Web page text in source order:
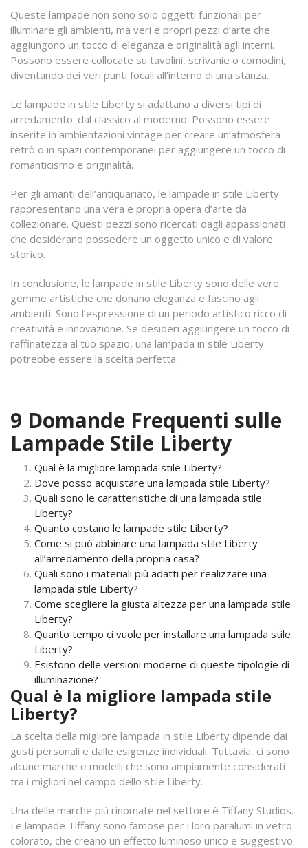
Queste lampade non sono solo oggetti funzionali per
illuminare gli ambienti, ma veri e propri pezzi d’arte che
aggiungono un tocco di eleganza e originalità agli interni.
Possono essere collocate su tavolini, scrivanie o comodini,
diventando dei veri punti focali all’interno di una stanza.
Le lampade in stile Liberty si adattano a diversi tipi di
arredamento: dal classico al moderno. Possono essere
inserite in ambientazioni vintage per creare un’atmosfera
retrò o in spazi contemporanei per aggiungere un tocco di
romanticismo e originalità.
Per gli amanti dell’antiquariato, le lampade in stile Liberty
rappresentano una vera e propria opera d’arte da
collezionare. Questi pezzi sono ricercati dagli appassionati
che desiderano possedere un oggetto unico e di valore
storico.
In conclusione, le lampade in stile Liberty sono delle vere
gemme artistiche che donano eleganza e fascino agli
ambienti. Sono l’espressione di un periodo artistico ricco di
creatività e innovazione. Se desideri aggiungere un tocco di
raffinatezza al tuo spazio, una lampada in stile Liberty
potrebbe essere la scelta perfetta.
9 Domande Frequenti sulle
Lampade Stile Liberty
Qual è la migliore lampada stile Liberty?
Dove posso acquistare una lampada stile Liberty?
Quali sono le caratteristiche di una lampada stile
Liberty?
Quanto costano le lampade stile Liberty?
Come si può abbinare una lampada stile Liberty
all’arredamento della propria casa?
Quali sono i materiali più adatti per realizzare una
lampada stile Liberty?
Come scegliere la giusta altezza per una lampada stile
Liberty?
Quanto tempo ci vuole per installare una lampada stile
Liberty?
Esistono delle versioni moderne di queste tipologie di
illuminazione?
Qual è la migliore lampada stile
Liberty?
La scelta della migliore lampada in stile Liberty dipende dai
gusti personali e dalle esigenze individuali. Tuttavia, ci sono
alcune marche e modelli che sono ampiamente considerati
tra i migliori nel campo dello stile Liberty.
Una delle marche più rinomate nel settore è Tiffany Studios.
Le lampade Tiffany sono famose per i loro paralumi in vetro
colorato, che creano un effetto luminoso unico e suggestivo.